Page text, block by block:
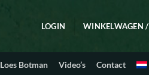
LOGIN WINKELWAGEN /
Loes Botman Video’s Contact